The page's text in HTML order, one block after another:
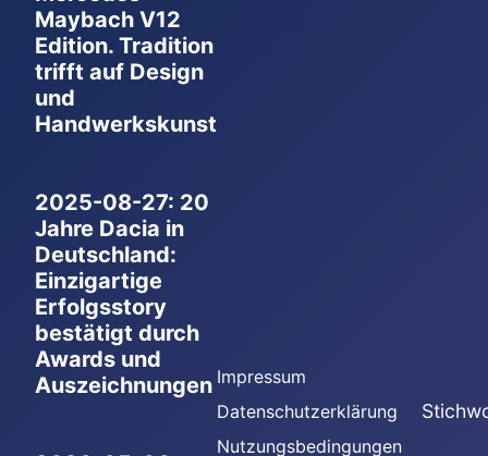
Maybach V12
Edition. Tradition
trifft auf Design
und
Handwerkskunst
2025-08-27: 20
Jahre Dacia in
Deutschland:
Einzigartige
Erfolgsstory
bestätigt durch
Awards und
Auszeichnungen Impressum
Datenschutzerklärung
Nutzungsbedingungen